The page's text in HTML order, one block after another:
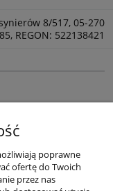
8/517, 05-270
REGON: 522138421
poprawne
ofertę do Twoich
przez nas